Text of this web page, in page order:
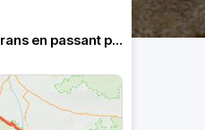
Du Savès au Couserans en passant par le Volvestre.